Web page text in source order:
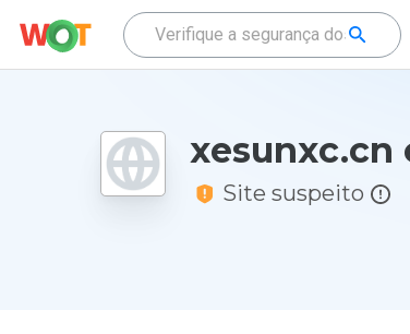
xesunxc.cn
Site suspeito